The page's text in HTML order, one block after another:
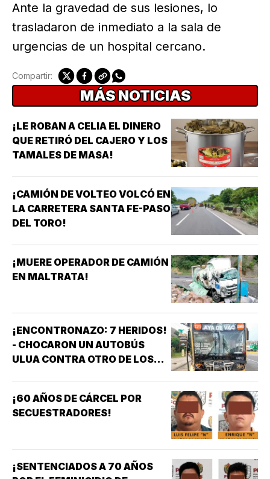
Ante la gravedad de sus lesiones, lo
trasladaron de inmediato a la sala de
urgencias de un hospital cercano.
Compartir:
MÁS NOTICIAS
¡LE ROBAN A CELIA EL DINERO
QUE RETIRÓ DEL CAJERO Y LOS
TAMALES DE MASA!
¡CAMIÓN DE VOLTEO VOLCÓ EN
LA CARRETERA SANTA FE-PASO
DEL TORO!
¡MUERE OPERADOR DE CAMIÓN
EN MALTRATA!
¡ENCONTRONAZO: 7 HERIDOS!
- CHOCARON UN AUTOBÚS
ULUA CONTRA OTRO DE LOS
¡60 AÑOS DE CÁRCEL POR
SECUESTRADORES!
¡SENTENCIADOS A 70 AÑOS